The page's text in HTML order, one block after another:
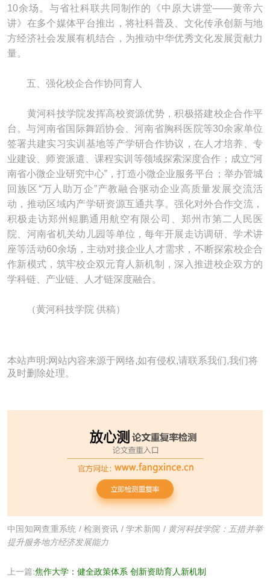
10余场。与省社科联共同制作的《中原大讲堂——黄帝六
讲》在多个媒体平台推出，将社科普及、文化传承创新与地
方经济社会发展有机结合，为推动中华优秀文化发展贡献力
量。
五、强化校企合作协同育人
黄河科技学院发挥高校资源优势，积极搭建校企合作平
台。与河南省国际舞蹈协会、河南省胸科医院等30余家单位
签署共建实习实训基地等产学研合作协议，在人才培养、专
业建设、师资派遣、课程实训等领域探索深度合作；成立“河
南省小微企业研究中心”，打造小微企业服务平台；举办管城
回族区“万人助万企”产教融合驱动企业高质量发展交流活
动，推动区域内产学研资源互通共享。强化对外合作交流，
积极走访郑州鲲鹏通用航空有限公司、郑州市第二人民医
院、河南省机关幼儿园等单位，每年开展走访调研、学术讲
座等活动60余场，主动对接企业人才需求，不断探索校企合
作新模式，筑牢校企双元育人新机制，深入推进校企双方的
学科链、产业链、人才链深度融合。
（黄河科技学院 供稿）
本站声明:网站内容来源于网络,如有侵权,请联系我们,我们将
及时删除处理。
中国知网查重系统 /检测资讯 / 学术新闻 / 黄河科技学院：五措并举
提升服务地方经济发展能力
上一篇:焦作大学：健全政策体系 创新资助育人新机制